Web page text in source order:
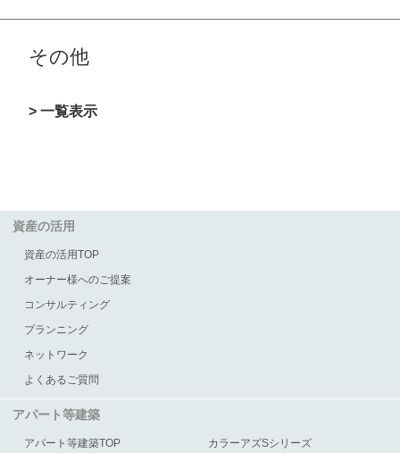
その他
> 一覧表示
資産の活用
資産の活用TOP
オーナー様へのご提案
コンサルティング
プランニング
ネットワーク
よくあるご質問
アパート等建築
アパート等建築TOP
カラーアズSシリーズ